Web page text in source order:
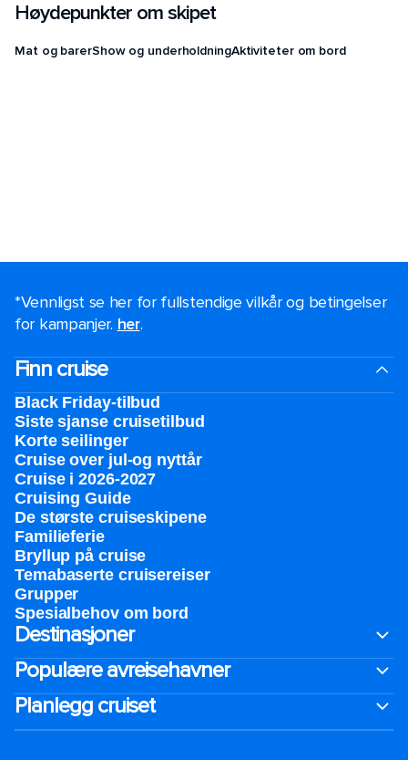
Høydepunkter om skipet
Mat og barerShow og underholdningAktiviteter om bord
*Vennligst se her for fullstendige vilkår og betingelser
for kampanjer. her.
Finn cruise
Black Friday-tilbud
Siste sjanse cruisetilbud
Korte seilinger
Cruise over jul-og nyttår
Cruise i 2026-2027
Cruising Guide
De største cruiseskipene
Familieferie
Bryllup på cruise
Temabaserte cruisereiser
Grupper
Spesialbehov om bord
Destinasjoner
Populære avreisehavner
Planlegg cruiset